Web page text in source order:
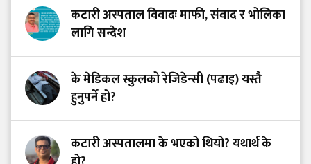
कटारी अस्पताल विवादः माफी, संवाद र भोलिका
लागि सन्देश
के मेडिकल स्कुलको रेजिडेन्सी (पढाइ) यस्तै
हुनुपर्ने हो?
कटारी अस्पतालमा के भएको थियो? यथार्थ के